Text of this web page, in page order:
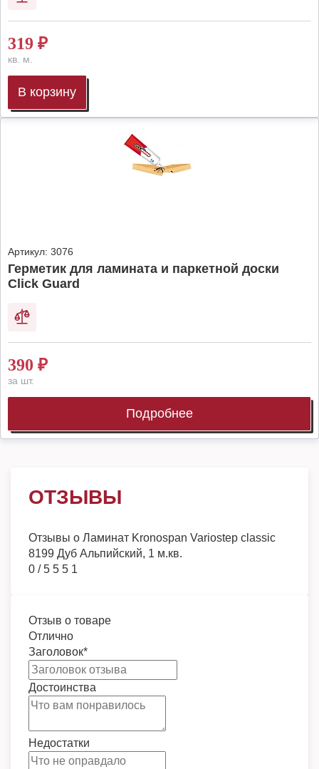
319 ₽
кв. м.
В корзину
Артикул: 3076
Герметик для ламината и паркетной доски
Click Guard
390 ₽
за шт.
Подробнее
ОТЗЫВЫ
Отзывы о Ламинат Kronospan Variostep classic
8199 Дуб Альпийский, 1 м.кв.
0 /5 5 5 1
Отзыв о товаре
Отлично
Заголовок*
Достоинства
Недостатки